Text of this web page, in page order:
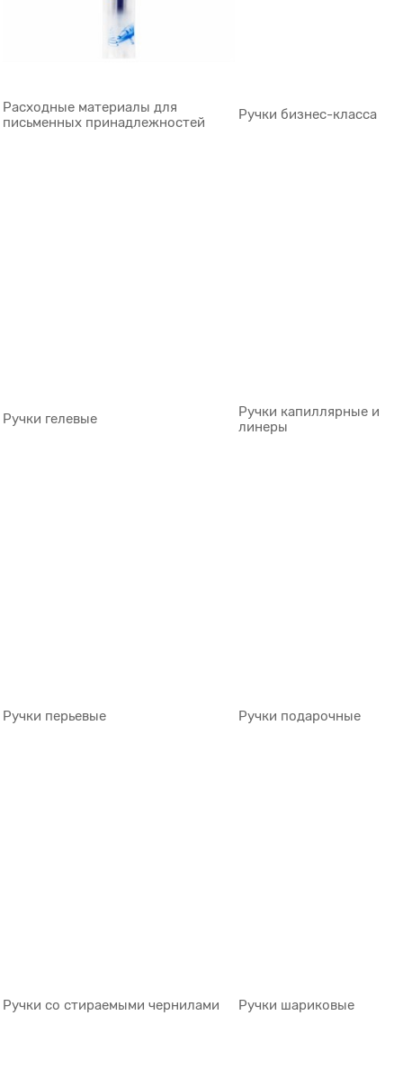
Расходные материалы для
письменных принадлежностей
Ручки бизнес-класса
Ручки гелевые
Ручки капиллярные и
линеры
Ручки перьевые Ручки подарочные
Ручки со стираемыми чернилами Ручки шариковые